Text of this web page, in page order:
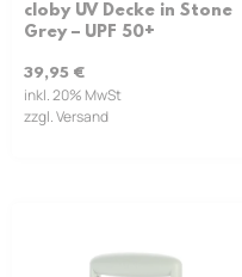
cloby UV Decke in Stone
Grey – UPF 50+
39,95 €
inkl. 20% MwSt
zzgl. Versand